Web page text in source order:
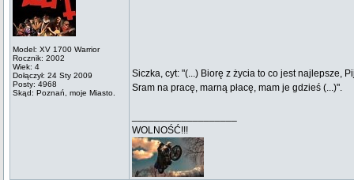
Model: XV 1700 Warrior
Rocznik: 2002
Wiek: 4
Dołączył: 24 Sty 2009
Posty: 4968
Skąd: Poznań, moje Miasto.
Siczka, cyt: "(...) Biorę z życia to co jest najlepsze,
Sram na pracę, marną płacę, mam je gdzieś (...)".
WOLNOŚĆ!!!